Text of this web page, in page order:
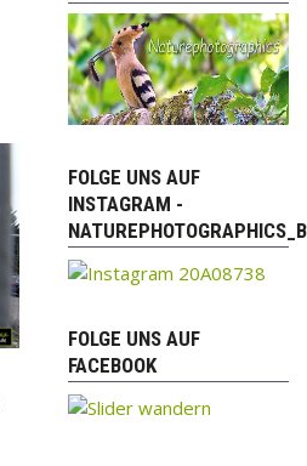
FOLGE UNS AUF
INSTAGRAM -
FOLGE UNS AUF
FACEBOOK